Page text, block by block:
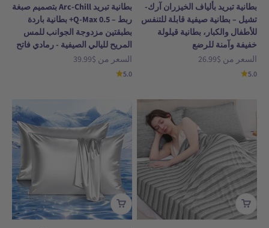
بطانية تبريد بألياف الخيزران آرك-
تشيل – بطانية صيفية قابلة للتنفس
للأطفال والكبار، بطانية قيلولة
خفيفة وآمنة للرضع
السعر بعد الخصم
السعر من $26.99
5.0
بطانية تبريد Arc-Chill بتصميم صبغة
ربط – Q-Max 0.5+ بطانية باردة
بطبقتين مزدوجة الجوانب للمس
المريح لليالي الصيفية - رمادي فاتح
السعر بعد الخصم
السعر من $39.99
5.0